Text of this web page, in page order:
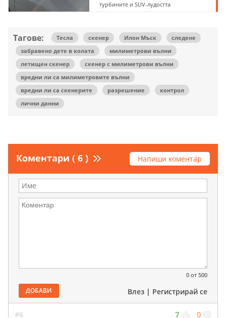
турбините и SUV-лудостта
Тагове: Тесла скенер Илон Мъск
следене
забравено дете в колата
милиметрови вълни
летищен скенер
скенер с милиметрови вълни
вредни ли са милиметровите вълни
вредни ли са скенерите
разрешение
контрол
лични данни
Коментари ( 6 ) Напиши коментар
0 от 500
ДОБАВИ Влез | Регистрирай се
#6 7 0